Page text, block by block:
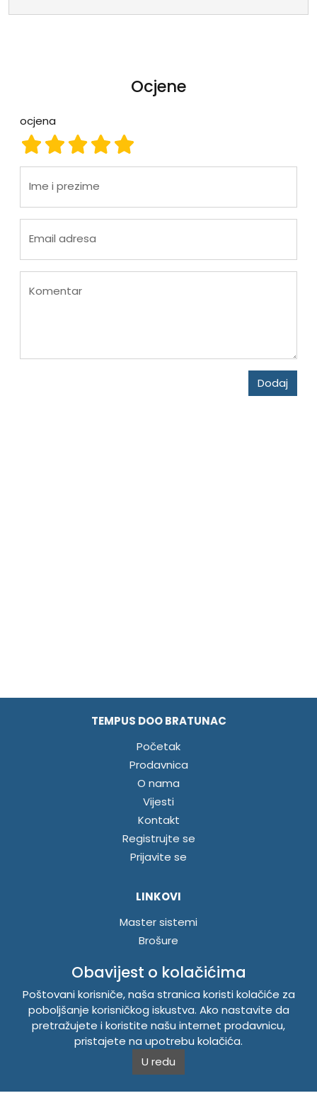
Ocjene
ocjena
ocjena 5
ocjena 4
ocjena 3
ocjena 2
ocjena 1
Ime i prezime
Email adresa
Komentar
Dodaj
TEMPUS DOO BRATUNAC
Početak
Prodavnica
O nama
Vijesti
Kontakt
Registrujte se
Prijavite se
LINKOVI
Master sistemi
Brošure
INFORMACIJE
Politika o kolačićima
Uslovi korištenja
Politika privatnosti
Obavijest o kolačićima
Poštovani korisniče, naša stranica koristi kolačiće za
poboljšanje korisničkog iskustva. Ako nastavite da
pretražujete i koristite našu internet prodavnicu,
pristajete na upotrebu kolačića.
U redu